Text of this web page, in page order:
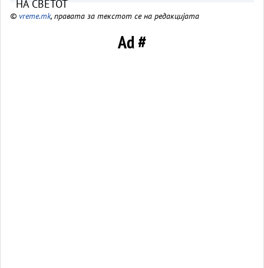
© vreme.mk, правата за текстот се на редакцијата
Ad #